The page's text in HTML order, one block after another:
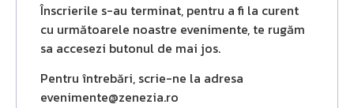
Înscrierile s-au terminat, pentru a fi la curent
cu următoarele noastre evenimente, te rugăm
sa accesezi butonul de mai jos.
Pentru întrebări, scrie-ne la adresa
evenimente@zenezia.ro